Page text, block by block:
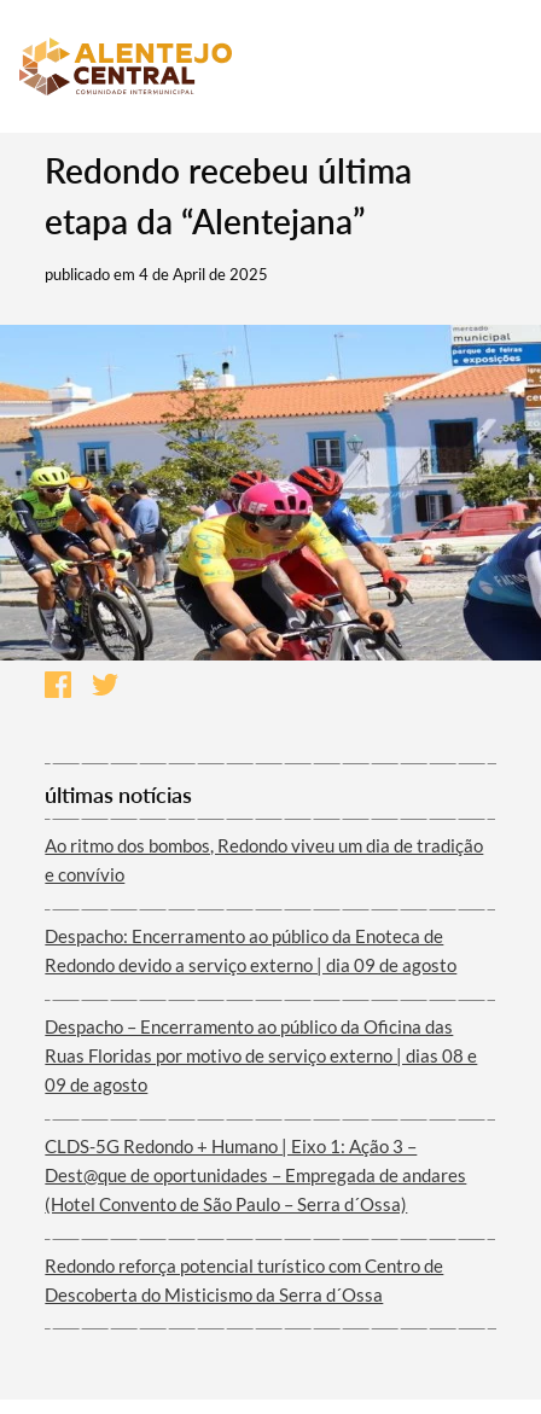
Categorias gerais
Redondo recebeu última
etapa da “Alentejana”
publicado em 4 de April de 2025
últimas notícias
Ao ritmo dos bombos, Redondo viveu um dia de tradição
e convívio
Despacho: Encerramento ao público da Enoteca de
Redondo devido a serviço externo | dia 09 de agosto
Despacho – Encerramento ao público da Oficina das
Ruas Floridas por motivo de serviço externo | dias 08 e
09 de agosto
CLDS-5G Redondo + Humano | Eixo 1: Ação 3 –
Dest@que de oportunidades – Empregada de andares
(Hotel Convento de São Paulo – Serra d´Ossa)
Redondo reforça potencial turístico com Centro de
Descoberta do Misticismo da Serra d´Ossa